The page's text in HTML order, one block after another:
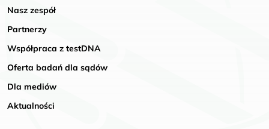
Nasz zespół
Partnerzy
Współpraca z testDNA
Oferta badań dla sądów
Dla mediów
Aktualności